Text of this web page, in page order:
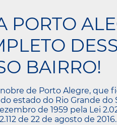
PORTO
BAIRRO!
de Porto Alegre, que
estado do Rio Grande do
de 1959 pela Lei
de 22 de agosto de